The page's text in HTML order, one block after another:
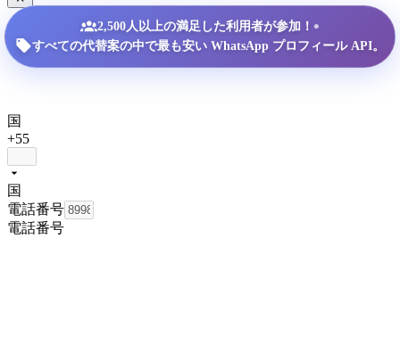
2,500人以上の満足した利用者が参加！ •
すべての代替案の中で最も安い WhatsApp プロフィール API。
国
+55
国
電話番号
電話番号